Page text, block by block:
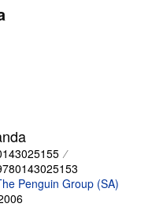
Penguin Group (SA)